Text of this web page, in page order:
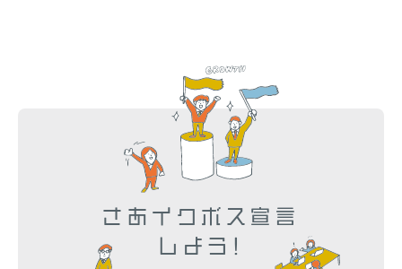
さあイクボス宣言
しよう!